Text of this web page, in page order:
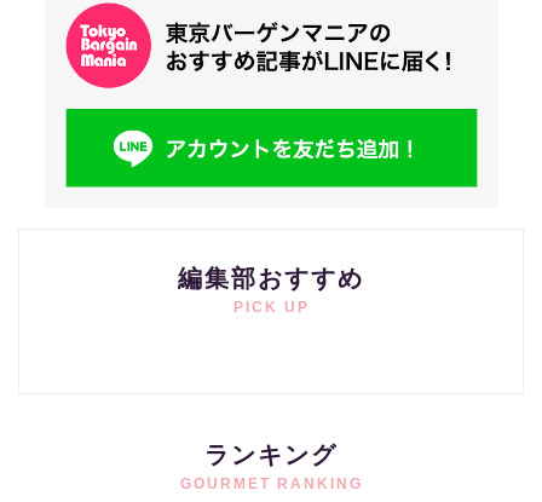
編集部おすすめ
PICK UP
ランキング
GOURMET RANKING